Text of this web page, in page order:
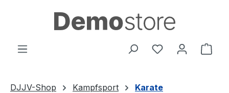
Zum Hauptinhalt springen
Du hast 0
DJJV-Shop Kampfsport Karate